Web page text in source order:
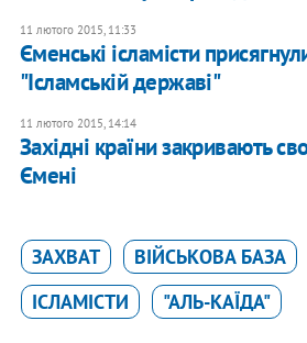
11 лютого 2015, 11:33
Єменські ісламісти
"Ісламській державі"
11 лютого 2015, 14:14
Західні країни закривають
Ємені
ЗАХВАТ ВІЙСЬКОВА БАЗА
ІСЛАМІСТИ
"АЛЬ-КАЇДА"